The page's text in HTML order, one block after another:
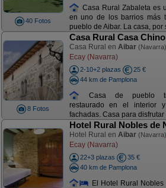
40 Fotos
Casa Rural Zabaleta es
en uno de los barrios más
pueblo de Aibar. La casa, por
8 Fotos
Casa Rural Casa Chino
Casa Rural en Aibar (Navarra)
Ecay (Navarra)
2-10+2 plazas
25 €
44 km de Pamplona
Casa de pueblo
restaurado en el interior
fachadas. Casa para disfrutar
Hotel Rural Nobles de
Hotel Rural en Aibar (Navarra)
Ecay (Navarra)
22+3 plazas
35 €
40 km de Pamplona
El Hotel Rural